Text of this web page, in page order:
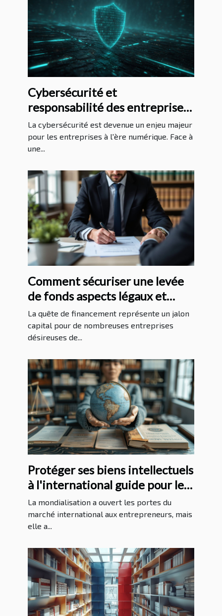
Cybersécurité et
responsabilité des entreprises
enjeux légaux de la protection
de l'information
La cybersécurité est devenue un enjeu majeur
pour les entreprises à l'ère numérique. Face à
une...
Comment sécuriser une levée
de fonds aspects légaux et
financiers
La quête de financement représente un jalon
capital pour de nombreuses entreprises
désireuses de...
Protéger ses biens intellectuels
à l'international guide pour les
entrepreneurs
La mondialisation a ouvert les portes du
marché international aux entrepreneurs, mais
elle a...